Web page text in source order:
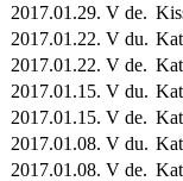
2017.01.29. V de.
2017.01.22. V du.
2017.01.22. V de.
2017.01.15. V du.
2017.01.15. V de.
2017.01.08. V du.
2017.01.08. V de.